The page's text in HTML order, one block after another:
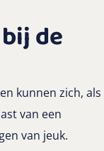
de
kunnen zich, als
van een
van jeuk.